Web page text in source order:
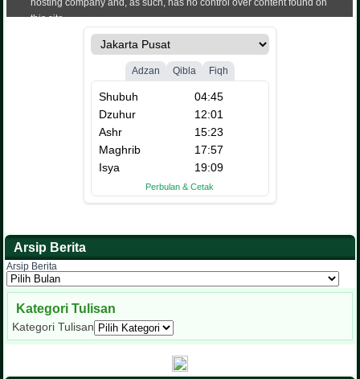
Arsip Berita
Arsip Berita
Kategori Tulisan
Kategori Tulisan